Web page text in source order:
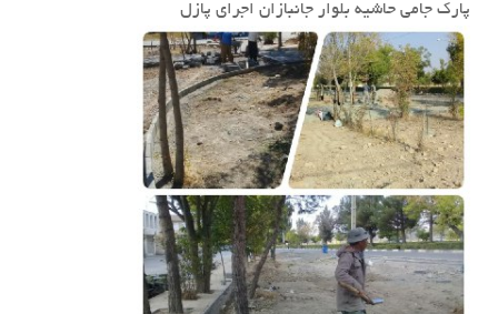
شورای اسلامی شهر قوچان
اخبار روز
قوچان
ارتباط با ما
پارک جامی حاشیه بلوار جانبازان اجرای پازل